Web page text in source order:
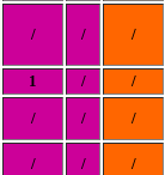
/ / /
1 / /
/ / /
/ /
/